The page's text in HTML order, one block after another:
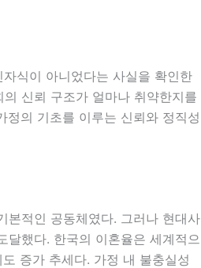
식이 아니었다는 사실을 확인한
신뢰 구조가 얼마나 취약한지를
정의 기초를 이루는 신뢰와 정직성
본적인 공동체였다. 그러나 현대사
달했다. 한국의 이혼율은 세계적으
증가 추세다. 가정 내 불충실성